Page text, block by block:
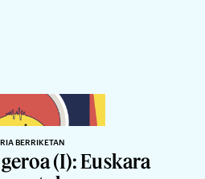
BERRIKETAN
(I): Euskara